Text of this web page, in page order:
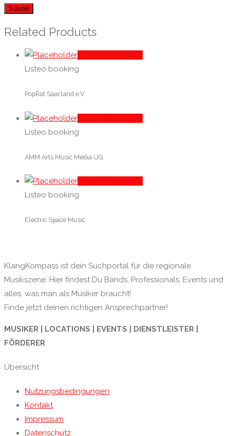
Related Products
Listeo booking
PopRat Saarland e.V.
Listeo booking
AMM Arts Music Media UG
Listeo booking
Electric Space Music
KlangKompass ist dein Suchportal für die regionale
Musikszene. Hier findest Du Bands, Professionals, Events und
alles, was man als Musiker braucht!
Finde jetzt deinen richtigen Ansprechpartner!
MUSIKER | LOCATIONS | EVENTS | DIENSTLEISTER |
FÖRDERER
Übersicht
Nutzungsbedingungen
Kontakt
Impressum
Datenschutz